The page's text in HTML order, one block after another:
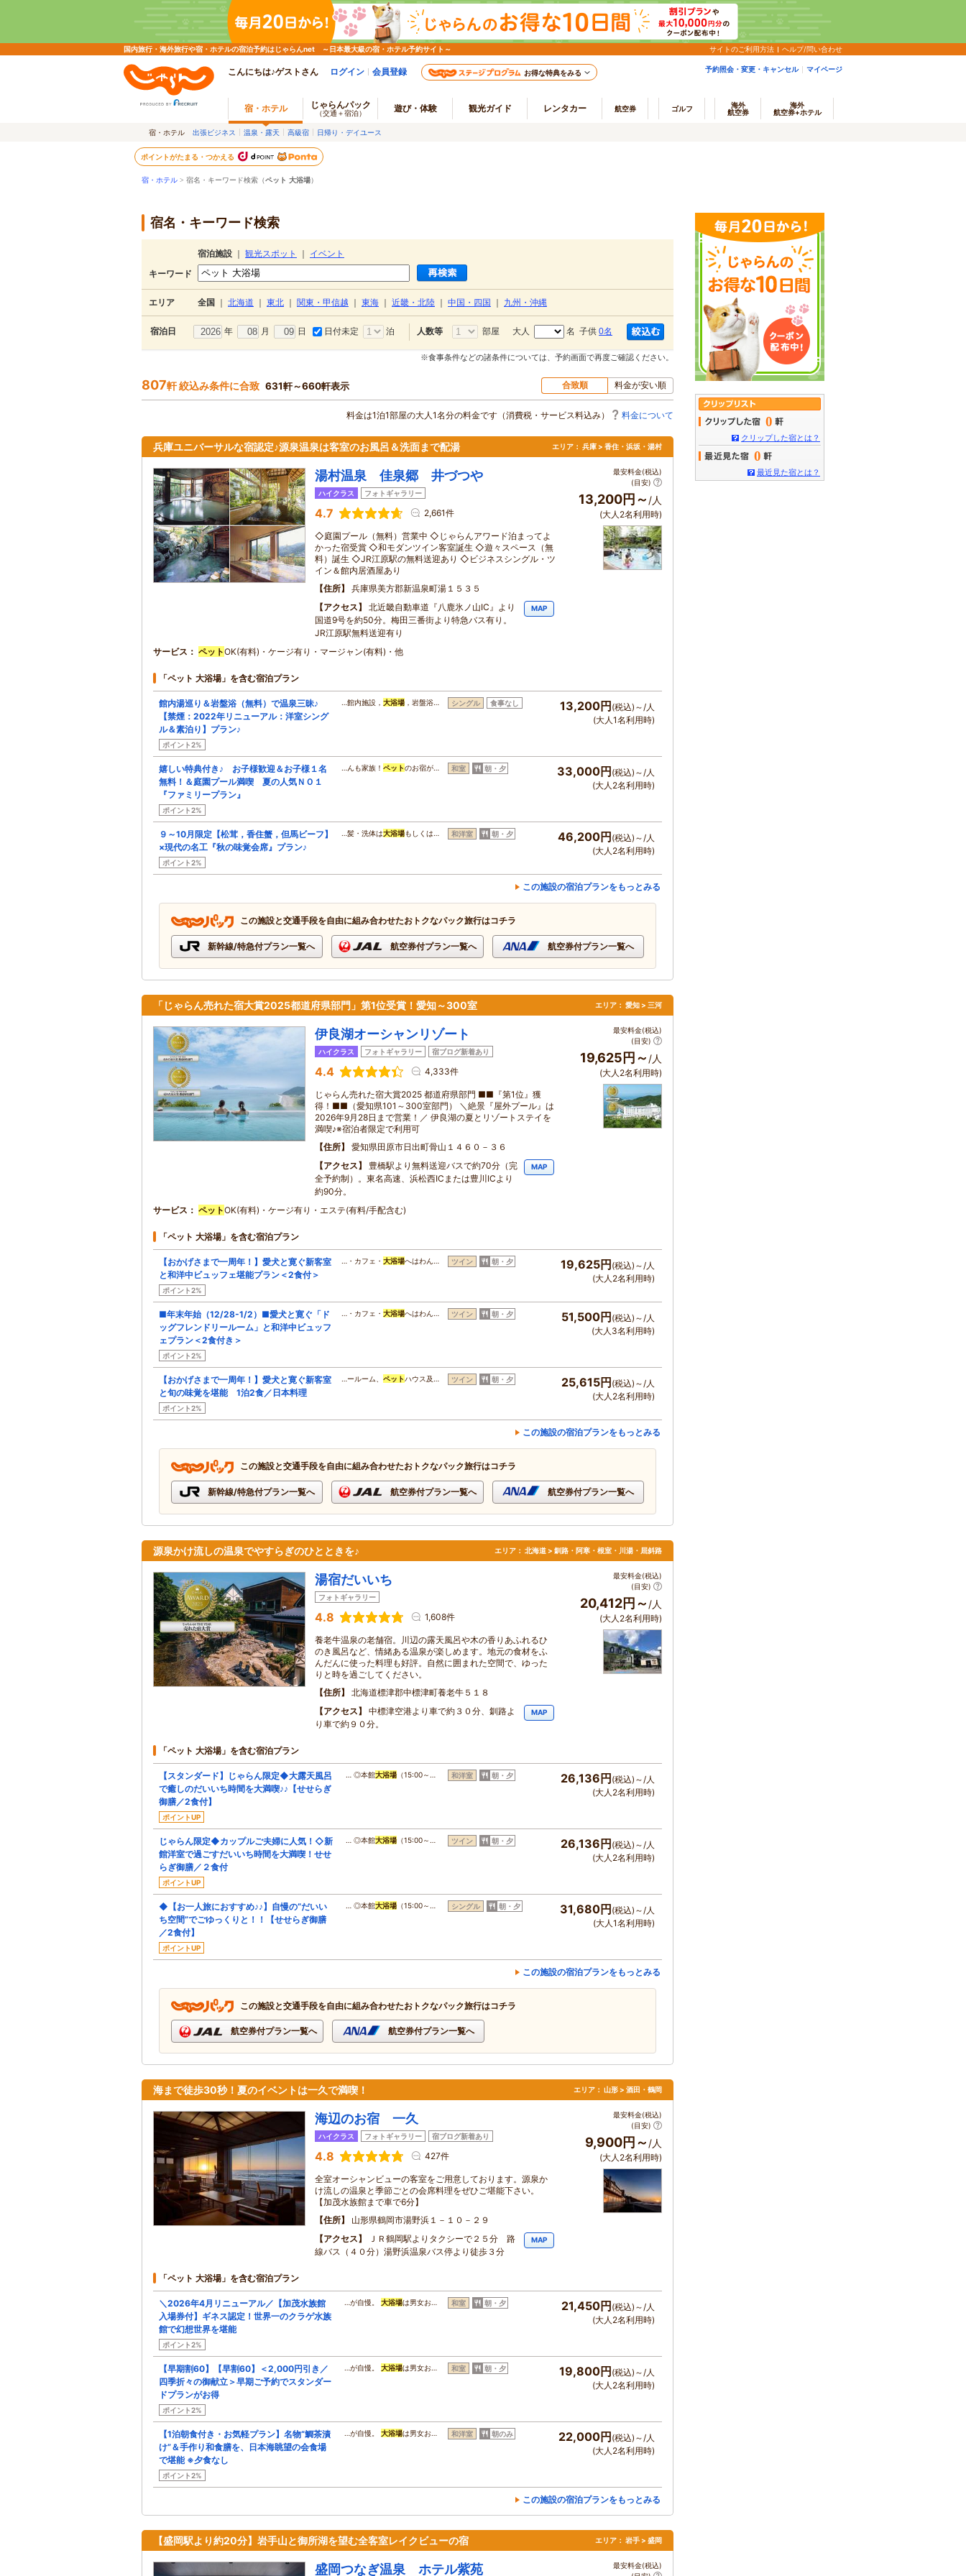
国内旅行・海外旅行や宿・ホテルの宿泊予約はじゃらんnet ～日本最大級の宿・ホテル予約サイト～ サイトのご利用方法 ヘルプ/問い合わせ
こんにちは♪ゲストさん ログイン 会員登録 お得な特典をみる 予約照会・変更・キャンセル マイページ
宿・ホテル じゃらんパック
（交通＋宿泊） 遊び・体験 観光ガイド レンタカー 航空券 ゴルフ
海外
航空券
海外
航空券+ホテル
宿・ホテル 出張ビジネス 温泉・露天 高級宿 日帰り・デイユース
ポイントがたまる・つかえる
宿・ホテル > 宿名・キーワード検索（ペット 大浴場）
宿名・キーワード検索
宿泊施設 観光スポット
イベント
キーワード
エリア 全国 北海道 東北 関東・甲信越 東海 近畿・北陸 中国・四国 九州・沖縄
宿泊日 年 月 日 日付未定 泊 人数等 部屋 大人 名 子供 0名
※食事条件などの諸条件については、予約画面で再度ご確認ください。
807軒 絞込み条件に合致 631軒～660軒表示 合致順 料金が安い順
料金は1泊1部屋の大人1名分の料金です（消費税・サービス料込み） 料金について
兵庫ユニバーサルな宿認定♪源泉温泉は客室のお風呂＆洗面まで配湯 エリア： 兵庫 > 香住・浜坂・湯村
湯村温泉 佳泉郷 井づつや
ハイクラス フォトギャラリー
4.7 2,661件
◇庭園プール（無料）営業中 ◇じゃらんアワード泊まってよ
かった宿受賞 ◇和モダンツイン客室誕生 ◇遊々スペース（無
料）誕生 ◇JR江原駅の無料送迎あり ◇ビジネスシングル・ツ
イン＆館内居酒屋あり
住所
兵庫県美方郡新温泉町湯１５３５
アクセス
北近畿自動車道『八鹿氷ノ山IC』より
国道9号を約50分。梅田三番街より特急バス有り。
JR江原駅無料送迎有り
MAP
最安料金(税込)
(目安)
13,200円～ /人
(大人2名利用時)
サービス ペットOK(有料)・ケージ有り・マージャン(有料)・他
「ペット 大浴場」を含む宿泊プラン
館内湯巡り＆岩盤浴（無料）で温泉三昧♪
【禁煙：2022年リニューアル：洋室シング
ル＆素泊り】プラン♪
ポイント2%
…館内施設， 大浴場 ，岩盤浴… シングル 食事なし 13,200円 (税込)～/人
(大人1名利用時)
嬉しい特典付き♪ お子様歓迎＆お子様１名
無料！＆庭園プール満喫 夏の人気ＮＯ１
『ファミリープラン』
ポイント2%
…んも家族！ ペットのお宿が… 和室 朝・夕 33,000円 (税込)～/人
(大人2名利用時)
９～10月限定【松茸，香住蟹，但馬ビーフ】
×現代の名工『秋の味覚会席』プラン♪
ポイント2%
…髪・洗体は大浴場もしくは… 和洋室 朝・夕 46,200円 (税込)～/人
(大人2名利用時)
この施設の宿泊プランをもっとみる
この施設と交通手段を自由に組み合わせたおトクなパック旅行はコチラ
新幹線/特急付プラン一覧へ 航空券付プラン一覧へ 航空券付プラン一覧へ
「じゃらん売れた宿大賞2025都道府県部門」第1位受賞！愛知～300室 エリア： 愛知 > 三河
伊良湖オーシャンリゾート
ハイクラス フォトギャラリー 宿ブログ新着あり
4.4 4,333件
じゃらん売れた宿大賞2025 都道府県部門 ■■『第1位』獲
得！■■（愛知県101～300室部門） ＼絶景『屋外プール』は
2026年9月28日まで営業！／ 伊良湖の夏とリゾートステイを
満喫♪※宿泊者限定で利用可
住所
愛知県田原市日出町骨山１４６０－３６
アクセス
豊橋駅より無料送迎バスで約70分（完
全予約制）。東名高速、浜松西ICまたは豊川ICより
約90分。
MAP
最安料金(税込)
(目安)
19,625円～ /人
(大人2名利用時)
サービス ペットOK(有料)・ケージ有り・エステ(有料/手配含む)
「ペット 大浴場」を含む宿泊プラン
【おかげさまで一周年！】愛犬と寛ぐ新客室
と和洋中ビュッフェ堪能プラン＜2食付＞
ポイント2%
…・カフェ・ 大浴場へはわん… ツイン 朝・夕 19,625円 (税込)～/人
(大人2名利用時)
■年末年始（12/28-1/2）■愛犬と寛ぐ「ド
ッグフレンドリールーム」と和洋中ビュッフ
ェプラン＜2食付き＞
ポイント2%
…・カフェ・ 大浴場へはわん… ツイン 朝・夕 51,500円 (税込)～/人
(大人3名利用時)
【おかげさまで一周年！】愛犬と寛ぐ新客室
と旬の味覚を堪能 1泊2食／日本料理
ポイント2%
…ールーム、 ペットハウス及… ツイン 朝・夕 25,615円 (税込)～/人
(大人2名利用時)
この施設の宿泊プランをもっとみる
この施設と交通手段を自由に組み合わせたおトクなパック旅行はコチラ
新幹線/特急付プラン一覧へ 航空券付プラン一覧へ 航空券付プラン一覧へ
源泉かけ流しの温泉でやすらぎのひとときを♪ エリア： 北海道 > 釧路・阿寒・根室・川湯・屈斜路
湯宿だいいち
フォトギャラリー
4.8 1,608件
養老牛温泉の老舗宿。川辺の露天風呂や木の香りあふれるひ
のき風呂など、情緒ある温泉が楽しめます。地元の食材をふ
んだんに使った料理も好評。自然に囲まれた空間で、ゆった
りと時を過ごしてください。
住所
北海道標津郡中標津町養老牛５１８
アクセス
中標津空港より車で約３０分、釧路よ
り車で約９０分。
MAP
最安料金(税込)
(目安)
20,412円～ /人
(大人2名利用時)
「ペット 大浴場」を含む宿泊プラン
【スタンダード】じゃらん限定◆大露天風呂
で癒しのだいいち時間を大満喫♪♪【せせらぎ
御膳／2食付】
ポイントUP
… ◎本館大浴場（15:00～… 和洋室 朝・夕 26,136円(税込)～/人
(大人2名利用時)
じゃらん限定◆カップルご夫婦に人気！◇新
館洋室で過ごすだいいち時間を大満喫！せせ
らぎ御膳／２食付
ポイントUP
… ◎本館大浴場（15:00～… ツイン 朝・夕 26,136円(税込)～/人
(大人2名利用時)
◆【お一人旅におすすめ♪♪】自慢の“だいい
ち空間”でごゆっくりと！！【せせらぎ御膳
／2食付】
ポイントUP
… ◎本館大浴場（15:00～… シングル 朝・夕 31,680円(税込)～/人
(大人1名利用時)
この施設の宿泊プランをもっとみる
この施設と交通手段を自由に組み合わせたおトクなパック旅行はコチラ
航空券付プラン一覧へ 航空券付プラン一覧へ
海まで徒歩30秒！夏のイベントは一久で満喫！ エリア： 山形 > 酒田・鶴岡
海辺のお宿 一久
ハイクラス フォトギャラリー 宿ブログ新着あり
4.8 427件
全室オーシャンビューの客室をご用意しております。源泉か
け流しの温泉と季節ごとの会席料理をぜひご堪能下さい。
【加茂水族館まで車で6分】
住所
山形県鶴岡市湯野浜１－１０－２９
アクセス
ＪＲ鶴岡駅よりタクシーで２５分 路
線バス（４０分）湯野浜温泉バス停より徒歩３分
MAP
最安料金(税込)
(目安)
9,900円～/人
(大人2名利用時)
「ペット 大浴場」を含む宿泊プラン
＼2026年4月リニューアル／【加茂水族館
入場券付】ギネス認定！世界一のクラゲ水族
館で幻想世界を堪能
ポイント2%
…が自慢。 大浴場は男女お… 和室 朝・夕 21,450円 (税込)～/人
(大人2名利用時)
【早期割60】【早割60】＜2,000円引き／
四季折々の御献立＞早期ご予約でスタンダー
ドプランがお得
ポイント2%
…が自慢。 大浴場は男女お… 和室 朝・夕 19,800円 (税込)～/人
(大人2名利用時)
【1泊朝食付き・お気軽プラン】名物“鯛茶漬
け”＆手作り和食膳を、日本海眺望の会食場
で堪能 ※夕食なし
ポイント2%
…が自慢。 大浴場は男女お… 和洋室 朝のみ 22,000円 (税込)～/人
(大人2名利用時)
この施設の宿泊プランをもっとみる
【盛岡駅より約20分】岩手山と御所湖を望む全客室レイクビューの宿 エリア： 岩手 > 盛岡
盛岡つなぎ温泉 ホテル紫苑
最安料金(税込)
0
クリップした宿とは？
0
最近見た宿とは？